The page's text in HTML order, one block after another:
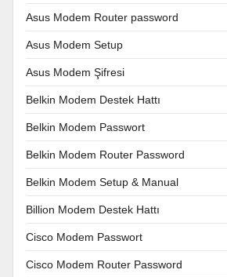
Asus Modem Router password
Asus Modem Setup
Asus Modem Şifresi
Belkin Modem Destek Hattı
Belkin Modem Passwort
Belkin Modem Router Password
Belkin Modem Setup & Manual
Billion Modem Destek Hattı
Cisco Modem Passwort
Cisco Modem Router Password